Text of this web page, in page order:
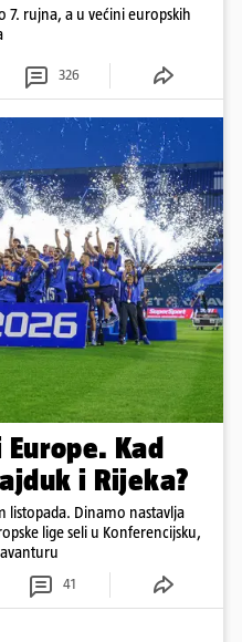
7. rujna, a u većini europskih
326
Europe. Kad
i Rijeka?
listopada. Dinamo nastavlja
lige seli u Konferencijsku,
41